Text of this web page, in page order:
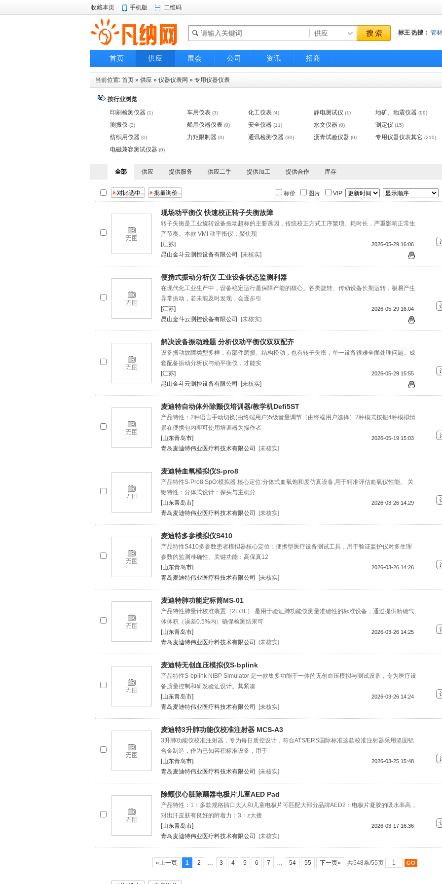
收藏本页 手机版 二维码
标王 热搜： 管材
首页 供应 展会 公司 资讯 招商
当前位置: 首页 » 供应 » 仪器仪表网 » 专用仪器仪表
按行业浏览
印刷检测仪器 (1) 车用仪表 (3) 化工仪表 (4) 静电测试仪 (1) 地矿、地震仪器 (99)
测振仪 (3) 船用仪器仪表 (0) 安全仪器 (11) 水文仪器 (0) 测定仪 (15)
纺织用仪器 (0) 力矩限制器 (0) 通讯检测仪器 (30) 沥青试验仪器 (0) 专用仪器仪表其它 (210)
电磁兼容测试仪器 (0)
全部 供应 提供服务 供应二手 提供加工 提供合作 库存
标价 图片 VIP
现场动平衡仪 快速校正转子失衡故障
转子失衡是工业旋转设备振动超标的主要诱因，传统校正方式工序繁琐、耗时长，严重影响正常生
产节奏。本款 VMI 动平衡仪，聚焦现
2026-05-29 16:06
[江苏]
昆山金斗云测控设备有限公司
[未核实]
便携式振动分析仪 工业设备状态监测利器
在现代化工业生产中，设备稳定运行是保障产能的核心。各类旋转、传动设备长期运转，极易产生
异常振动，若未能及时发现，会逐步引
2026-05-29 16:04
[江苏]
昆山金斗云测控设备有限公司
[未核实]
解决设备振动难题 分析仪动平衡仪双双配齐
设备振动故障类型多样，有部件磨损、结构松动，也有转子失衡，单一设备很难全面处理问题。成
套配备振动分析仪与动平衡仪，才能实
2026-05-29 15:55
[江苏]
昆山金斗云测控设备有限公司
[未核实]
麦迪特自动体外除颤仪培训器/教学机Defi5ST
产品特性：2种语言手动切换(由终端用户)5级音量调节（由终端用户选择）2种模式按钮4种模拟情
景在便携包内即可使用培训器为操作者
2026-05-19 15:03
[山东青岛市]
青岛麦迪特伟业医疗料技术有限公司
[未核实]
麦迪特血氧模拟仪S-pro8
产品特性S-Pro8 SpO:模拟器 核心定位:分体式血氧饱和度仿真设备,用于精准评估血氧仪性能。 关
键特性：分体式设计：探头与主机分
2026-03-26 14:29
[山东青岛市]
青岛麦迪特伟业医疗料技术有限公司
[未核实]
麦迪特多参模拟仪S410
产品特性S410多参数患者模拟器核心定位：便携型医疗设备测试工具，用于验证监护仪对多生理
参数的监测准确性。关键功能：高保真12
2026-03-26 14:26
[山东青岛市]
青岛麦迪特伟业医疗料技术有限公司
[未核实]
麦迪特肺功能定标筒MS-01
产品特性肺量计校准装置（2L/3L） 是用于验证肺功能仪测量准确性的标准设备，通过提供精确气
体体积（误差0.5%内）确保检测结果可
2026-03-26 14:25
[山东青岛市]
青岛麦迪特伟业医疗料技术有限公司
[未核实]
麦迪特无创血压模拟仪S-bplink
产品特性S-bplink NIBP Simulator 是一款集多功能于一体的无创血压模拟与测试设备，专为医疗设
备质量控制和研发验证设计。其紧凑
2026-03-26 14:24
[山东青岛市]
青岛麦迪特伟业医疗料技术有限公司
[未核实]
麦迪特3升肺功能仪校准注射器 MCS-A3
3升肺功能仪校准注射器，专为每日质控设计，符合ATS/ERS国际标准这款校准注射器采用坚固铝
合金制造，作为已知容积标准设备，用于
2026-03-25 15:48
[山东青岛市]
青岛麦迪特伟业医疗料技术有限公司
[未核实]
除颤仪心脏除颤器电极片儿童AED Pad
产品特性：1：多款规格插口大人和儿童电极片可匹配大部分品牌AED2：电极片凝胶的吸水率高，
对出汗皮肤有良好的附着力；3：z大接
2026-03-17 16:36
[山东青岛市]
青岛麦迪特伟业医疗料技术有限公司
[未核实]
«上一页 1 2 … 3 4 5 6 7 … 54 55 下一页» 共548条/55页